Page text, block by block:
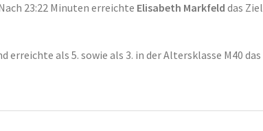
23:22 Minuten erreichte Elisabeth Markfeld das Ziel
erreichte als 5. sowie als 3. in der Altersklasse M40 das